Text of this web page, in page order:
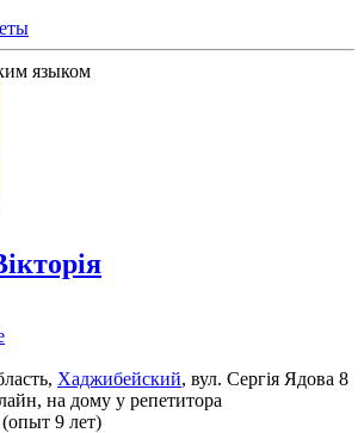
Хаджибейский, вул. Сергія Ядова 8
на дому у репетитора
9 лет)